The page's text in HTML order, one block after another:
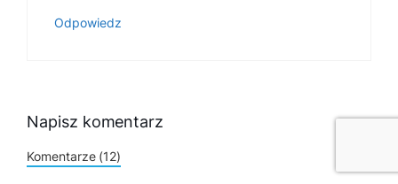
Odpowiedz
Napisz komentarz
Komentarze (12)